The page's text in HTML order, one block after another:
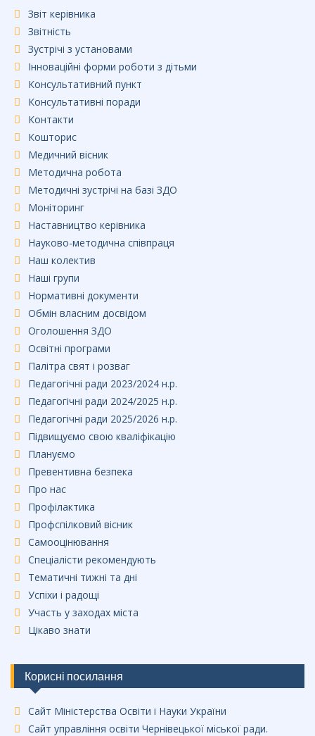
Звіт керівника
Звітність
Зустрічі з установами
Інноваційні форми роботи з дітьми
Консультативний пункт
Консультативні поради
Контакти
Кошторис
Медичний вісник
Методична робота
Методичні зустрічі на базі ЗДО
Моніторинг
Наставництво керівника
Науково-методична співпраця
Наш колектив
Наші групи
Нормативні документи
Обмін власним досвідом
Оголошення ЗДО
Освітні програми
Палітра свят і розваг
Педагогічні ради 2023/2024 н.р.
Педагогічні ради 2024/2025 н.р.
Педагогічні ради 2025/2026 н.р.
Підвищуємо свою кваліфікацію
Плануємо
Превентивна безпека
Про нас
Профілактика
Профспілковий вісник
Самооцінювання
Спеціалісти рекомендують
Тематичні тижні та дні
Успіхи і радощі
Участь у заходах міста
Цікаво знати
Корисні посилання
Сайт Міністерства Освіти і Науки України
Сайт управління освіти Чернівецької міської ради.